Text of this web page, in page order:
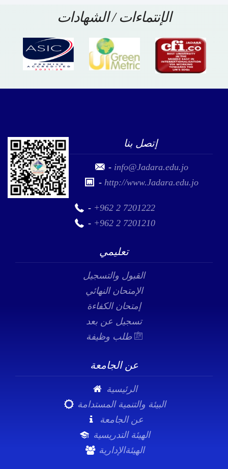
الإنتماءات / الشهادات
إتصل بنا
- info@Jadara.edu.jo
- http://www.Jadara.edu.jo
- +962 2 7201222
- +962 2 7201210
تعليمي
القبول والتسجيل
الإمتحان النهائي
إمتحان الكفاءة
تسجيل عن بعد
عن الجامعة
الرئيسية
البيئة والتنمية المستدامة
عن الجامعة
الهيئة التدريسية
الهيئةالإدارية